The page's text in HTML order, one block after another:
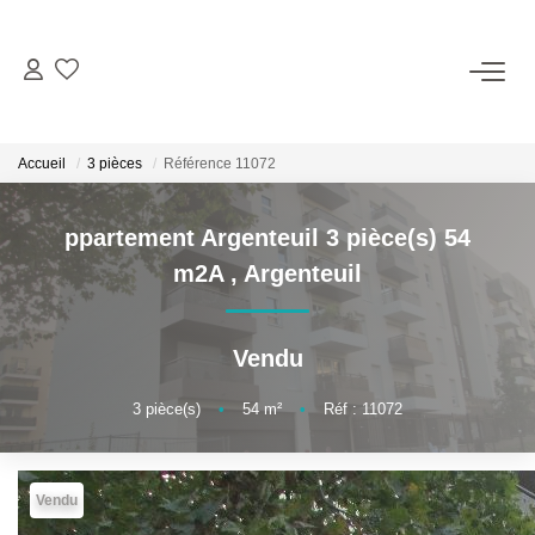
LOUER
ESTIMER
GESTION
BIENS VENDUS
Accueil 3 pièces Référence 11072
ppartement Argenteuil 3 pièce(s) 54
m2A , Argenteuil
Vendu
3 pièce(s) • 54m² • Réf : 11072
Vendu